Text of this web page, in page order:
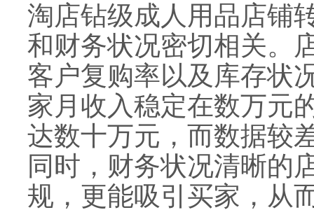
淘店钻级成人用品店铺
和财务状况密切相关。
客户复购率以及库存状
家月收入稳定在数万元
达数十万元，而数据较
同时，财务状况清晰的
规，更能吸引买家，从